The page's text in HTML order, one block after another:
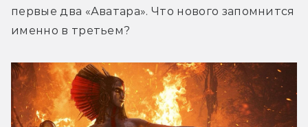
первые два «Аватара». Что нового запомнится
именно в третьем?